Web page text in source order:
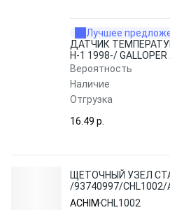
Лучшее
ДАТЧИК
H-1 1998-/ GALLOPER
Вероятность
Наличие
Отгрузка
16.49 p.
ЩЕТОЧНЫЙ УЗЕЛ
/93740997/CHL1002/
ACHIM CHL1002